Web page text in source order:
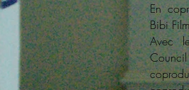
En
Bibi
Avec